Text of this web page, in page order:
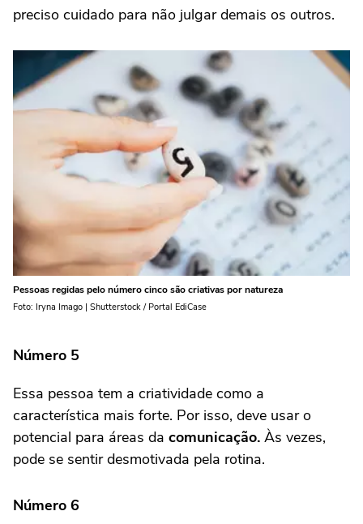
preciso cuidado para não julgar demais os outros.
Pessoas regidas pelo número cinco são criativas por natureza
Foto: Iryna Imago | Shutterstock / Portal EdiCase
Número 5
Essa pessoa tem a criatividade como a
característica mais forte. Por isso, deve usar o
potencial para áreas da comunicação. Às vezes,
pode se sentir desmotivada pela rotina.
Número 6